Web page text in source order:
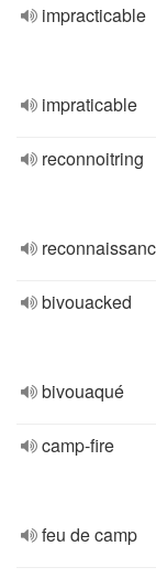
impracticable
impraticable
reconnoitring
bivouacked
bivouaqué
camp-fire
feu de camp